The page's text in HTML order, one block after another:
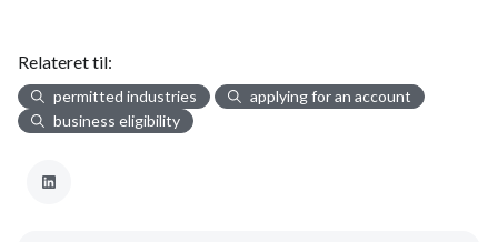
Relateret til:
permitted industries
applying for an account
business eligibility